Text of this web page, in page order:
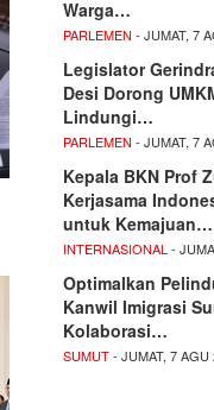
Warga…
PARLEMEN - JUMAT, 7
Legislator
Desi Dorong
Lindungi…
PARLEMEN - JUMAT, 7
Kepala BKN Prof
Kerjasama
untuk Kemajuan…
INTERNASIONAL -
Optimalkan
Kanwil Imigrasi
Kolaborasi…
SUMUT- JUMAT, 7 AGU